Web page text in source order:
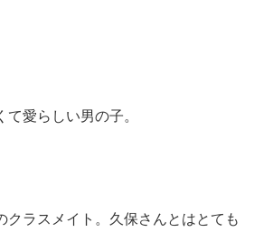
愛らしい男の子。
クラスメイト。久保さんとはとても